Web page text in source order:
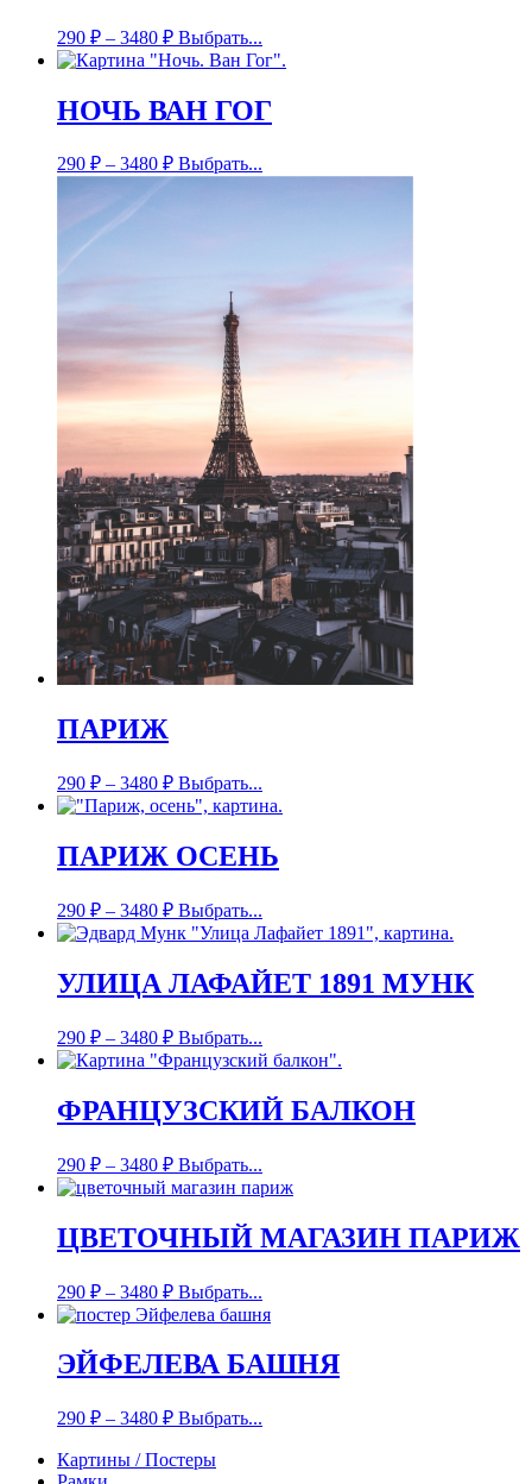
290 ₽ – 3480 ₽ Выбрать...
НОЧЬ ВАН ГОГ
290 ₽ – 3480 ₽ Выбрать...
ПАРИЖ
290 ₽ – 3480 ₽ Выбрать...
ПАРИЖ ОСЕНЬ
290 ₽ – 3480 ₽ Выбрать...
УЛИЦА ЛАФАЙЕТ 1891 МУНК
290 ₽ – 3480 ₽ Выбрать...
ФРАНЦУЗСКИЙ БАЛКОН
290 ₽ – 3480 ₽ Выбрать...
ЦВЕТОЧНЫЙ МАГАЗИН ПАРИЖ
290 ₽ – 3480 ₽ Выбрать...
ЭЙФЕЛЕВА БАШНЯ
290 ₽ – 3480 ₽ Выбрать...
Картины / Постеры